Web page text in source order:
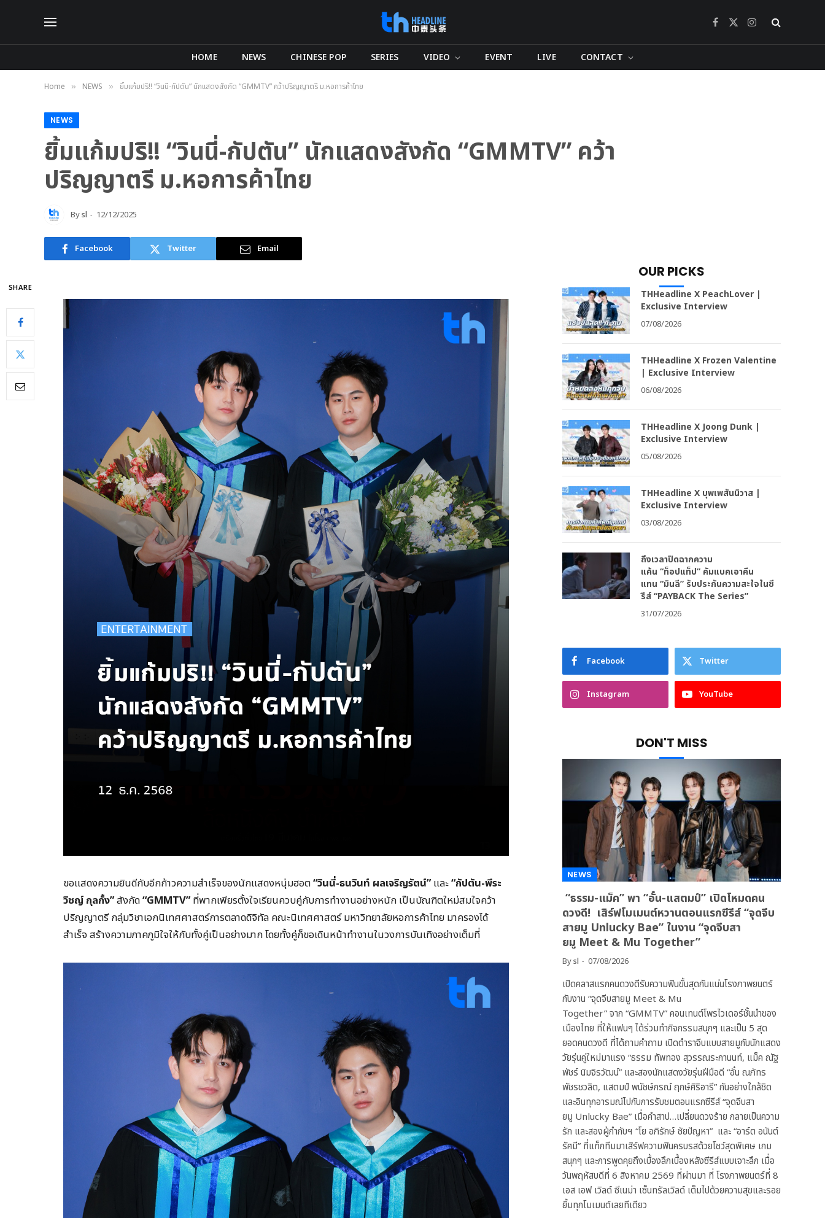
Facebook
X
Instagram
HOME NEWS CHINESE POP SERIES VIDEO EVENT LIVE CONTACT
Home » NEWS » ยิ้มแก้มปริ!! “วินนี่-กัปตัน” นักแสดงสังกัด “GMMTV” คว้าปริญญาตรี ม.หอการค้าไทย
NEWS
ยิ้มแก้มปริ!! “วินนี่-กัปตัน” นักแสดงสังกัด “GMMTV” คว้า
ปริญญาตรี ม.หอการค้าไทย
Bysl 12/12/2025
Facebook Twitter Email
SHARE
ขอแสดงความยินดีกับอีกก้าวความสำเร็จของนักแสดงหนุ่มฮอต“วินนี่-ธนวินท์ ผลเจริญรัตน์” และ“กัปตัน-พีระ
วิชญ์ กุลกั้ง”สังกัด“GMMTV” ที่พากเพียรตั้งใจเรียนควบคู่กับการทำงานอย่างหนัก เป็นบัณฑิตใหม่สมใจคว้า
ปริญญาตรี กลุ่มวิชาเอกนิเทศศาสตร์การตลาดดิจิทัล คณะนิเทศศาสตร์ มหาวิทยาลัยหอการค้าไทย มาครองได้
สำเร็จ สร้างความภาคภูมิใจให้กับทั้งคู่เป็นอย่างมากโดยทั้งคู่ก็ขอเดินหน้าทำงานในวงการบันเทิงอย่างเต็มที่
OUR PICKS
THHeadline X PeachLover |
Exclusive Interview
07/08/2026
THHeadline X Frozen Valentine
| Exclusive Interview
06/08/2026
THHeadline X Joong Dunk |
Exclusive Interview
05/08/2026
THHeadline X บุพเพสันนิวาส |
Exclusive Interview
03/08/2026
ถึงเวลาปิดฉากความ
แค้น “ท็อปแท็ป” คัมแบคเอาคืน
แทน “มินลี” รับประกันความสะใจในซี
รีส์ “PAYBACK The Series”
31/07/2026
Facebook Twitter
Instagram YouTube
DON'T MISS
NEWS
“ธรรม-แม็ค” พา “อั๋น-แสตมป์” เปิดโหมดคน
ดวงดี! เสิร์ฟโมเมนต์หวานตอนแรกซีรีส์ “จุดจีบ
สายมู Unlucky Bae” ในงาน “จุดจีบสา
ยมู Meet & Mu Together”
Bysl 07/08/2026
เปิดคลาสแรกคนดวงดีรับความฟินขั้นสุดกันแน่นโรงภาพยนตร์
กับงาน “จุดจีบสายมู Meet & Mu
Together” จาก “GMMTV” คอนเทนต์โพรไวเดอร์ชั้นนำของ
เมืองไทย ที่ให้แฟนๆ ได้ร่วมทำกิจกรรมสนุกๆ และเป็น 5 สุด
ยอดคนดวงดี ที่ได้ถามคำถาม เปิดตำราจีบแบบสายมูกับนักแสดง
วัยรุ่นคู่ใหม่มาแรง “ธรรม ทัพทอง สุวรรณระกานนท์, แม็ค ณัฐ
พัชร์ นิมจิรวัฒน์” และสองนักแสดงวัยรุ่นฝีมือดี “อั๋น ณภัทร
พัชรชวลิต, แสตมป์ พนัชษ์กรณ์ ฤกษ์ศิริอารี” กันอย่างใกล้ชิด
และอินทุกอารมณ์ไปกับการรับชมตอนแรกซีรีส์ “จุดจีบสา
ยมู Unlucky Bae” เมื่อคำสาป…เปลี่ยนดวงร้าย กลายเป็นความ
รัก และสองผู้กำกับฯ “โย อภิรักษ์ ชัยปัญหา” และ “อาร์ต อนันต์
รัศมี” ที่แท็กทีมมาเสิร์ฟความฟินครบรสด้วยโชว์สุดพิเศษ เกม
สนุกๆ และการพูดคุยถึงเบื้องลึกเบื้องหลังซีรีส์แบบเจาะลึก เมื่อ
วันพฤหัสบดีที่ 6 สิงหาคม 2569 ที่ผ่านมา ที่ โรงภาพยนตร์ที่ 8
เอส เอฟ เวิลด์ ซีเนม่า เซ็นทรัลเวิลด์ เต็มไปด้วยความสุขและรอย
ยิ้มทุกโมเมนต์เลยทีเดียว